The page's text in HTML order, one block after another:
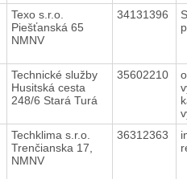
Texo s.r.o.
Piešťanská 65
NMNV
34131396
Technické služby
Husitská cesta
248/6 Stará Turá
35602210
Techklima s.r.o.
Trenčianska 17,
NMNV
36312363